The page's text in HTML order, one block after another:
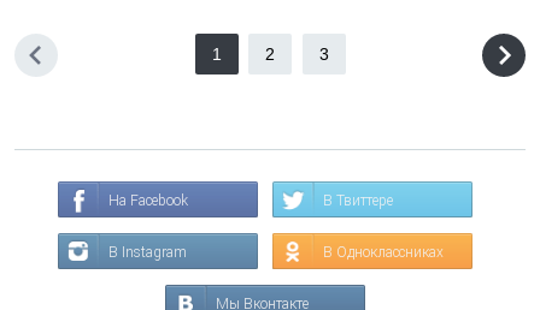
1 2 3
На Facebook В Твиттере
В Instagram В Одноклассниках
Мы Вконтакте